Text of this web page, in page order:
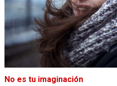
No es tu imaginación